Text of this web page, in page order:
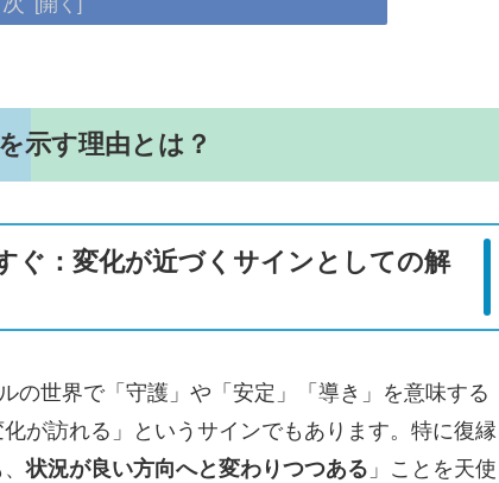
示す理由とは？
ぐ：変化が近づくサインとしての解
の世界で「守護」や「安定」「導き」を意味する
が訪れる」というサインでもあります。特に復縁
、状況が良い方向へと変わりつつある 」ことを天使